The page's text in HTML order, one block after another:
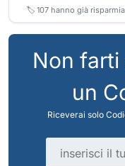
🏷️ 107 hanno già
Non
un
Riceverai solo
Indirizzo email